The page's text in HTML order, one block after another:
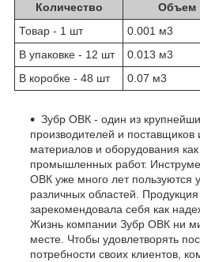
Количество Объем
Товар - 1 шт
0.001 м3
В упаковке - 12 шт
0.013 м3
В коробке - 48 шт
0.07 м3
Зубр ОВК - один из
производителей и поставщиков
материалов и оборудования
промышленных работ.
ОВК уже много лет пользуются
различных областей.
зарекомендовала себя как
Жизнь компании Зубр ОВК ни
месте. Чтобы удовлетворять
потребности своих клиентов,